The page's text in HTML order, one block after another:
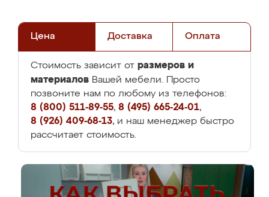
Цена Доставка Оплата
Стоимость зависит от размеров и
материалов Вашей мебели. Просто
позвоните нам по любому из телефонов:
8 (800) 511-89-55, 8 (495) 665-24-01,
8 (926) 409-68-13, и наш менеджер быстро
рассчитает стоимость.